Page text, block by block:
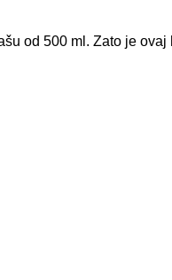
od 500 ml. Zato je ovaj